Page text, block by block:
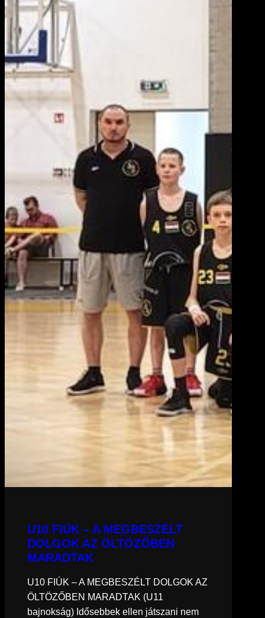
U10 FIÚK – A MEGBESZÉLT
DOLGOK AZ ÖLTÖZŐBEN
MARADTAK
U10 FIÚK – A MEGBESZÉLT DOLGOK AZ
ÖLTÖZŐBEN MARADTAK (U11
bajnokság) Idősebbek ellen játszani nem